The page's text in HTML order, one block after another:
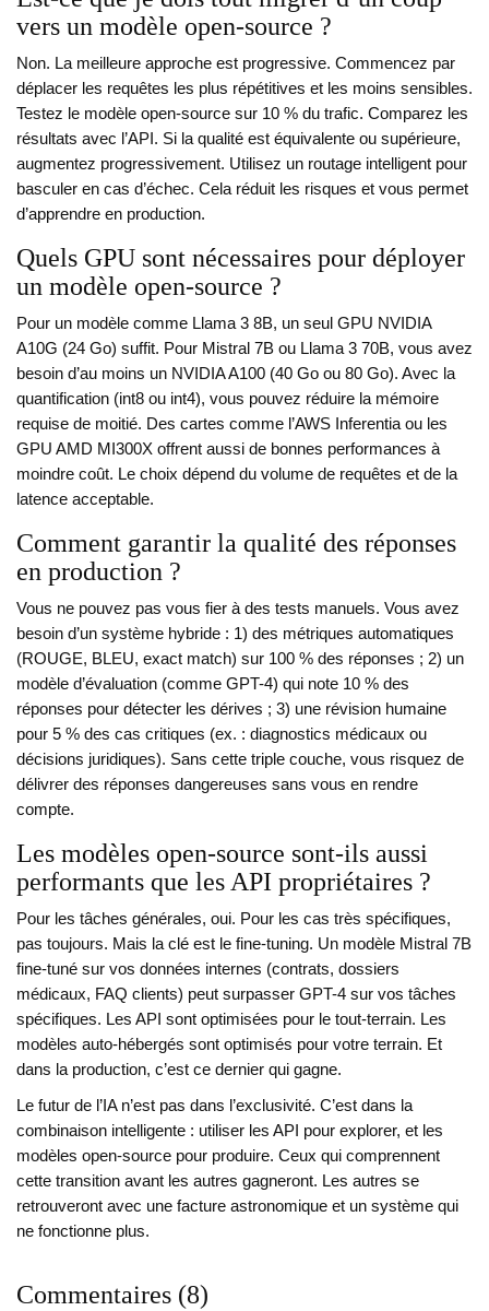
vers un modèle open-source ?
Non. La meilleure approche est progressive. Commencez par
déplacer les requêtes les plus répétitives et les moins sensibles.
Testez le modèle open-source sur 10 % du trafic. Comparez les
résultats avec l’API. Si la qualité est équivalente ou supérieure,
augmentez progressivement. Utilisez un routage intelligent pour
basculer en cas d’échec. Cela réduit les risques et vous permet
d’apprendre en production.
Quels GPU sont nécessaires pour déployer
un modèle open-source ?
Pour un modèle comme Llama 3 8B, un seul GPU NVIDIA
A10G (24 Go) suffit. Pour Mistral 7B ou Llama 3 70B, vous avez
besoin d’au moins un NVIDIA A100 (40 Go ou 80 Go). Avec la
quantification (int8 ou int4), vous pouvez réduire la mémoire
requise de moitié. Des cartes comme l’AWS Inferentia ou les
GPU AMD MI300X offrent aussi de bonnes performances à
moindre coût. Le choix dépend du volume de requêtes et de la
latence acceptable.
Comment garantir la qualité des réponses
en production ?
Vous ne pouvez pas vous fier à des tests manuels. Vous avez
besoin d’un système hybride : 1) des métriques automatiques
(ROUGE, BLEU, exact match) sur 100 % des réponses ; 2) un
modèle d’évaluation (comme GPT-4) qui note 10 % des
réponses pour détecter les dérives ; 3) une révision humaine
pour 5 % des cas critiques (ex. : diagnostics médicaux ou
décisions juridiques). Sans cette triple couche, vous risquez de
délivrer des réponses dangereuses sans vous en rendre
compte.
Les modèles open-source sont-ils aussi
performants que les API propriétaires ?
Pour les tâches générales, oui. Pour les cas très spécifiques,
pas toujours. Mais la clé est le fine-tuning. Un modèle Mistral 7B
fine-tuné sur vos données internes (contrats, dossiers
médicaux, FAQ clients) peut surpasser GPT-4 sur vos tâches
spécifiques. Les API sont optimisées pour le tout-terrain. Les
modèles auto-hébergés sont optimisés pour votre terrain. Et
dans la production, c’est ce dernier qui gagne.
Le futur de l’IA n’est pas dans l’exclusivité. C’est dans la
combinaison intelligente : utiliser les API pour explorer, et les
modèles open-source pour produire. Ceux qui comprennent
cette transition avant les autres gagneront. Les autres se
retrouveront avec une facture astronomique et un système qui
ne fonctionne plus.
Commentaires (8)